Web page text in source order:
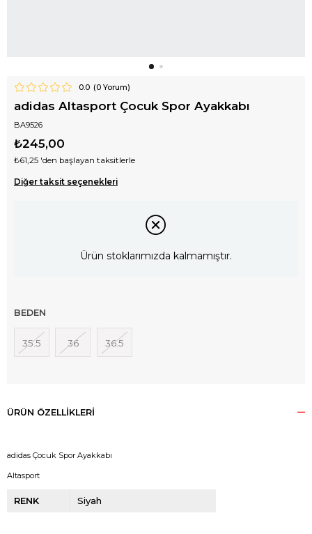
0.0 (0Yorum)
adidas Altasport Çocuk Spor Ayakkabı
BA9526
₺245,00
₺61,25 'den başlayan taksitlerle
Diğer taksit seçenekleri
Ürün stoklarımızda kalmamıştır.
BEDEN
35.5 36 36.5
ÜRÜN ÖZELLIKLERI
adidas Çocuk Spor Ayakkabı
Altasport
RENK Siyah